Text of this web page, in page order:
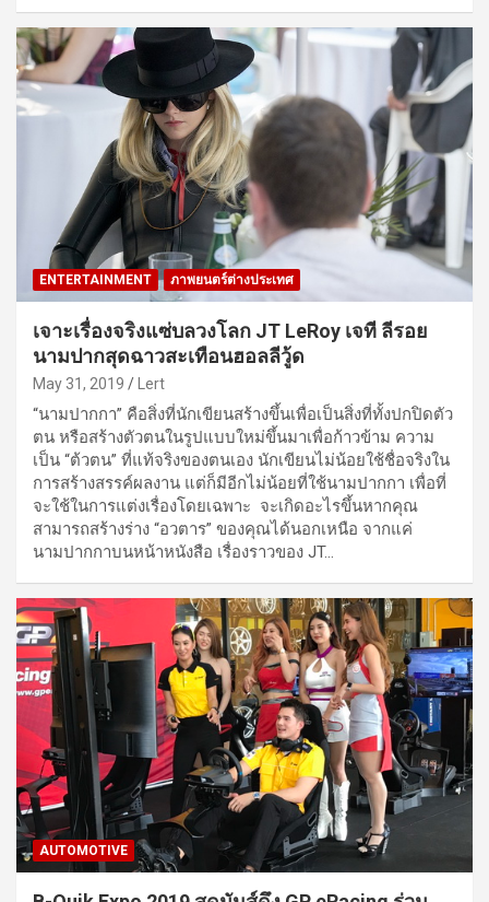
ENTERTAINMENT ภาพยนตร์ต่างประเทศ
เจาะเรื่องจริงแซ่บลวงโลก JT LeRoy เจที ลีรอย
นามปากสุดฉาวสะเทือนฮอลลีวู้ด
May 31, 2019 Lert
“นามปากกา” คือสิ่งที่นักเขียนสร้างขึ้นเพื่อเป็นสิ่งที่ทั้งปกปิดตัว
ตน หรือสร้างตัวตนในรูปแบบใหม่ขึ้นมาเพื่อก้าวข้าม ความ
เป็น “ต้วตน” ที่แท้จริงของตนเอง นักเขียนไม่น้อยใช้ชื่อจริงใน
การสร้างสรรค์ผลงาน แต่ก็มีอีกไม่น้อยที่ใช้นามปากกา เพื่อที่
จะใช้ในการแต่งเรื่องโดยเฉพาะ จะเกิดอะไรขึ้นหากคุณ
สามารถสร้างร่าง “อวตาร” ของคุณได้นอกเหนือ จากแค่
นามปากกาบนหน้าหนังสือ เรื่องราวของ JT…
AUTOMOTIVE